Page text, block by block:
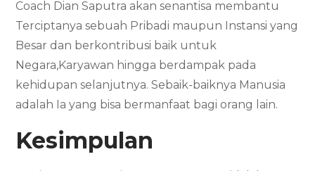
Coach Dian Saputra akan senantisa membantu
Terciptanya sebuah Pribadi maupun Instansi yang
Besar dan berkontribusi baik untuk
Negara,Karyawan hingga berdampak pada
kehidupan selanjutnya. Sebaik-baiknya Manusia
adalah Ia yang bisa bermanfaat bagi orang lain.
Kesimpulan